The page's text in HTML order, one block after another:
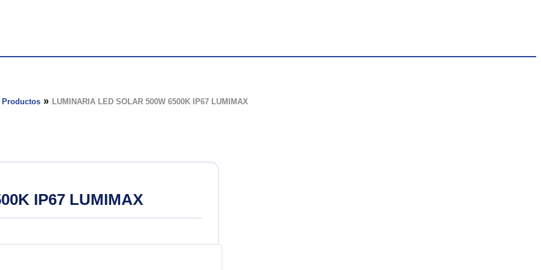
led
Productos LUMINARIA LED SOLAR 500W 6500K IP67 LUMIMAX
IP67 LUMIMAX